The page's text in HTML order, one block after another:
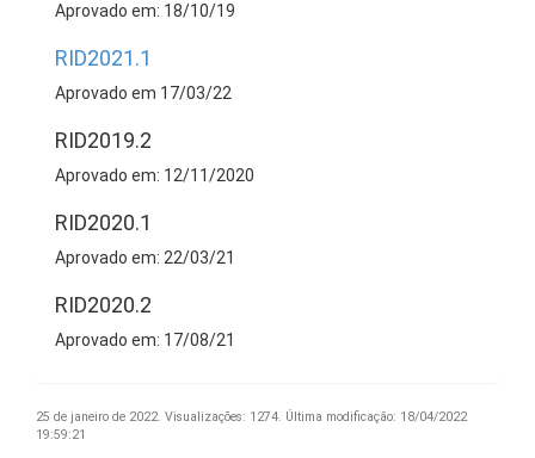
Aprovado em: 18/10/19
RID2021.1
Aprovado em 17/03/22
RID2019.2
Aprovado em: 12/11/2020
RID2020.1
Aprovado em: 22/03/21
RID2020.2
Aprovado em: 17/08/21
25 de janeiro de 2022. Visualizações: 1274. Última modificação: 18/04/2022
19:59:21